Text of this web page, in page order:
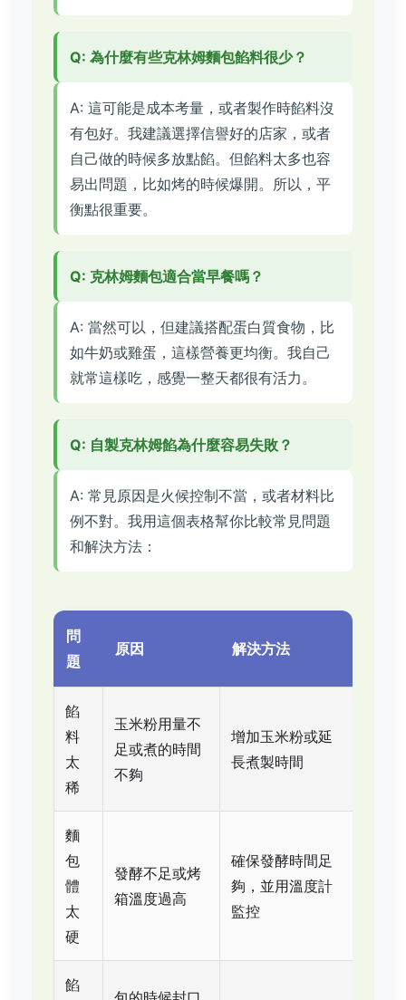
Q: 為什麼有些克林姆麵包餡料很少？
A: 這可能是成本考量，或者製作時餡料沒
有包好。我建議選擇信譽好的店家，或者
自己做的時候多放點餡。但餡料太多也容
易出問題，比如烤的時候爆開。所以，平
衡點很重要。
Q: 克林姆麵包適合當早餐嗎？
A: 當然可以，但建議搭配蛋白質食物，比
如牛奶或雞蛋，這樣營養更均衡。我自己
就常這樣吃，感覺一整天都很有活力。
Q: 自製克林姆餡為什麼容易失敗？
A: 常見原因是火候控制不當，或者材料比
例不對。我用這個表格幫你比較常見問題
和解決方法：
問
題
原因 解決方法
餡
料
太
稀
玉米粉用量不
足或煮的時間
不夠
增加玉米粉或延
長煮製時間
麵
包
體
太
硬
發酵不足或烤
箱溫度過高
確保發酵時間足
夠，並用溫度計
監控
餡